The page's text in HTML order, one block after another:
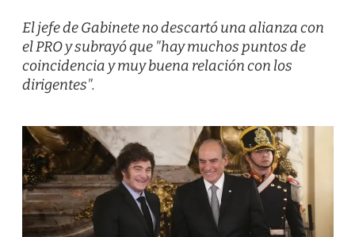
El jefe de Gabinete no descartó una alianza con
el PRO y subrayó que "hay muchos puntos de
coincidencia y muy buena relación con los
dirigentes".